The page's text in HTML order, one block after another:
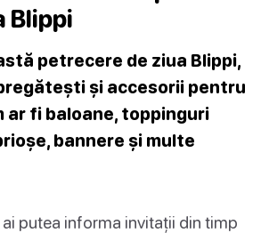
Blippi
petrecere de ziua Blippi,
și accesorii pentru
ar fi baloane, toppinguri
bannere și multe
putea informa invitații din timp